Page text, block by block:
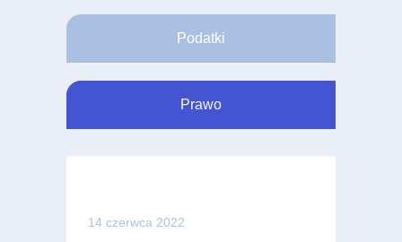
Podatki
Prawo
14 czerwca 2022